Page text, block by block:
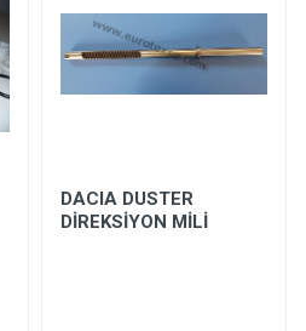
DACIA DUSTER
DİREKSİYON MİLİ